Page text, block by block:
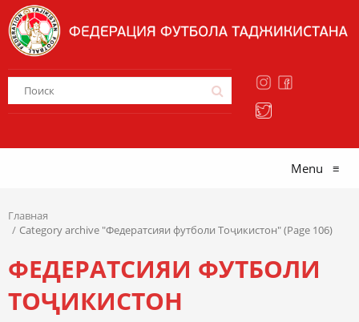
Menu ≡
Главная
Category archive "Федератсияи футболи Тоҷикистон" (Page 106)
ФЕДЕРАТСИЯИ ФУТБОЛИ
ТОҶИКИСТОН